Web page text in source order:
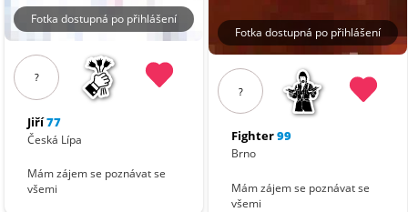
Fotka dostupná po přihlášení
?
Jiří77
Česká Lípa
Mám zájem se poznávat se
všemi
Fotka dostupná po přihlášení
?
Fighter99
Brno
Mám zájem se poznávat se
všemi